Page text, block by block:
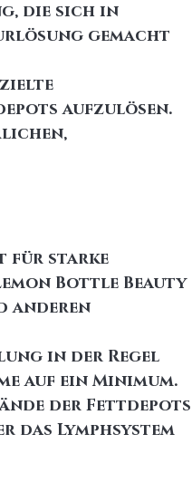
die sich in
gemacht
aufzulösen.
für starke
Bottle Beauty
anderen
in der Regel
auf ein Minimum.
der Fettdepots
das Lymphsystem